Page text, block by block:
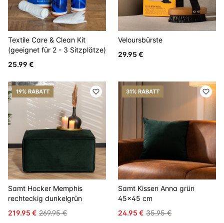
Textile Care & Clean Kit
(geeignet für 2 - 3 Sitzplätze)
25.99 €
Veloursbürste
29.95 €
19% RABATT
Samt Hocker Memphis
rechteckig dunkelgrün
219.95 € 269.95 €
31% RABATT
Samt Kissen Anna grün
45x45 cm
24.95 € 35.95 €